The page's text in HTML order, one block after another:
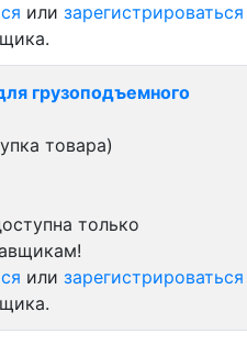
или зарегистрироваться
грузоподъемного
товара)
только
или зарегистрироваться